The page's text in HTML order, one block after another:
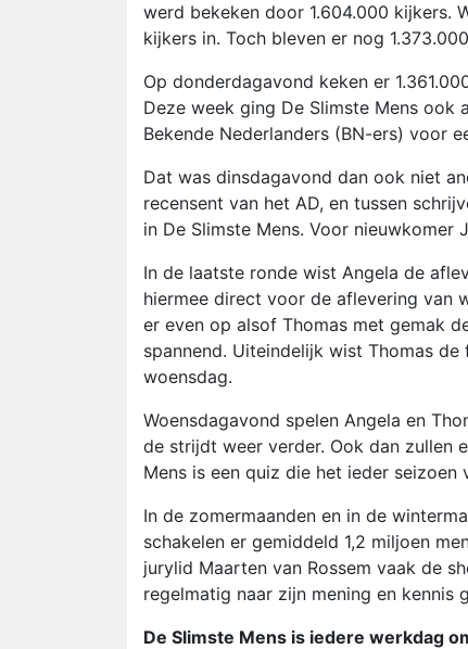
werd bekeken door 1.604.000 kijkers.
kijkers in. Toch bleven er nog
Op donderdagavond keken er
Deze week ging De Slimste Mens ook
Bekende Nederlanders (BN-ers) voor
Dat was dinsdagavond dan ook niet
recensent van het AD, en tussen
in De Slimste Mens. Voor
In de laatste ronde wist Angela de
hiermee direct voor de aflevering van
er even op alsof Thomas met gemak
spannend. Uiteindelijk wist Thomas
woensdag.
Woensdagavond spelen Angela en
de strijdt weer verder. Ook dan zullen
Mens is een quiz die het ieder seizoen
In de zomermaanden en in de
schakelen er gemiddeld 1,2 miljoen
jurylid Maarten van Rossem vaak de
regelmatig naar zijn mening en kennis
De Slimste Mens is iedere werkdag